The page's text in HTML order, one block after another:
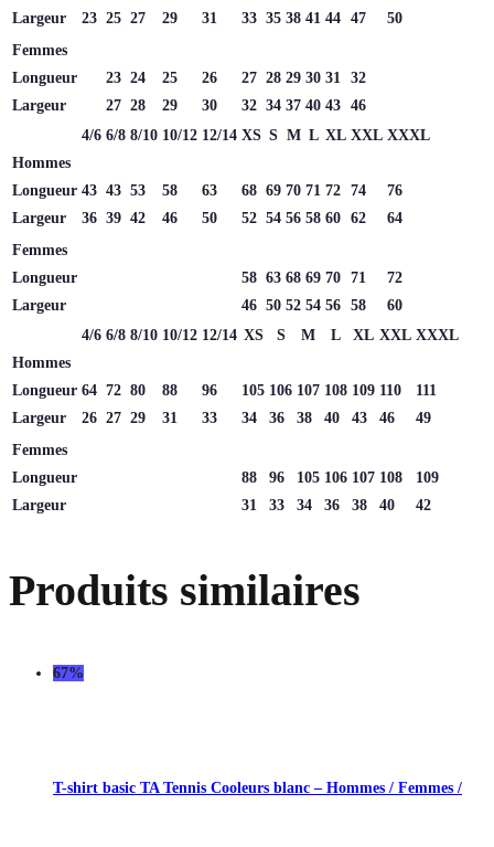
Largeur
23 25 27 29 31 33 35 38 41 44 47
50
Femmes
Longueur
23 24 25 26 27 28 29 30 31
32
Largeur
27 28 29 30 32 34 37 40 43 46
4/6 6/8 8/10 10/12 12/14 XS S M L XL XXL XXXL
Hommes
Longueur 43 43 53 58 63 68 69 70 71 72 74
76
Largeur
36 39 42 46 50 52 54 56 58 60 62
64
Femmes
Longueur
58 63 68 69 70 71
72
Largeur
46 50 52 54 56 58
60
4/6 6/8 8/10 10/12 12/14 XS S M L XL XXL XXXL
Hommes
Longueur 64 72 80 88 96 105 106 107 108 109 110
111
Largeur
26 27 29 31 33 34 36 38 40 43 46
49
Femmes
Longueur
88 96 105 106 107 108
109
Largeur
31 33 34 36 38 40 42
Produits similaires
67%
T-shirt basic TA Tennis Cooleurs blanc – Hommes / Femmes /